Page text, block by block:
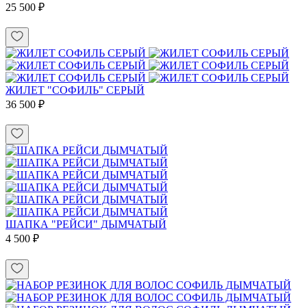
25 500 ₽
ЖИЛЕТ "СОФИЛЬ" СЕРЫЙ
36 500 ₽
ШАПКА "РЕЙСИ" ДЫМЧАТЫЙ
4 500 ₽